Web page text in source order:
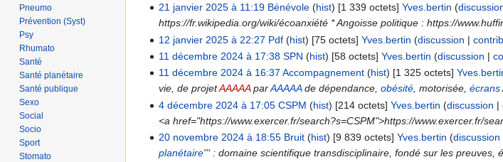
21 janvier 2025 à 11:19 Bénévole (hist) [1 339 octets] ‎Yves.bertin (
https://fr.wikipedia.org/wiki/écoanxiété * Angoisse politique : https://
12 janvier 2025 à 22:27 Pdf (hist) [75 octets] ‎Yves.bertin (discussion |
11 décembre 2024 à 17:38 ‎SPN (hist) [58 octets] ‎Yves.bertin (discussion |
11 décembre 2024 à 16:37 ‎Accompagnement (hist) [1 325 octets] ‎
vie, de projetAAAAAparAAAAAde dépendance,obésité, motorisée,écrans
4 décembre 2024 à 17:05 ‎CSPM (hist) [214 octets] ‎Yves.bertin (discussion |
<a href="https://www.exercer.fr/search?s=CSPM">https://www.exercer.fr/
20 novembre 2024 à 18:55 Bruit (hist) [9 839 octets] ‎Yves.bertin (discussion
planétaire''' : domaine scientifique transdisciplinaire, fondé sur les preuves,
Pneumo
Prévention (Syst)
Psy
Rhumato
Santé
Santé planétaire
Santé publique
Sexo
Social
Socio
Sport
Stomato